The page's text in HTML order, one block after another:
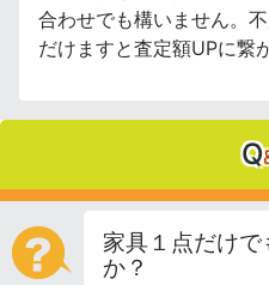
合わせでも構いません。
だけますと査定額UPに繋
Q
家具１点だけ
か？